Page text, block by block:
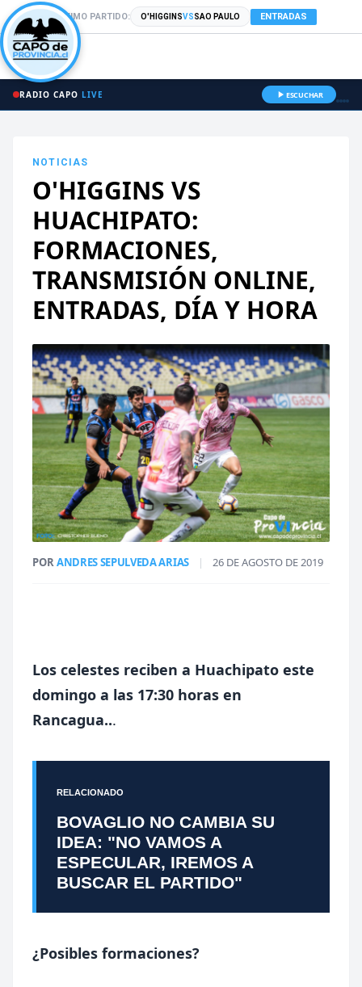
PRÓXIMO PARTIDO: O'HIGGINSVSSAO PAULO ENTRADAS
RADIO CAPO LIVE ESCUCHAR
NOTICIAS
O'HIGGINS VS
HUACHIPATO:
FORMACIONES,
TRANSMISIÓN ONLINE,
ENTRADAS, DÍA Y HORA
PORANDRES SEPULVEDA ARIAS | 26 DE AGOSTO DE 2019
Los celestes reciben a Huachipato este
domingo a las 17:30 horas en
Rancagua...
RELACIONADO
BOVAGLIO NO CAMBIA SU
IDEA: "NO VAMOS A
ESPECULAR, IREMOS A
BUSCAR EL PARTIDO"
¿Posibles formaciones?